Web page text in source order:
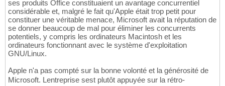
ses produits Office constituaient un avantage concurrentiel
considérable et, malgré le fait qu'Apple était trop petit pour
constituer une véritable menace, Microsoft avait la réputation de
se donner beaucoup de mal pour éliminer les concurrents
potentiels, y compris les ordinateurs Macintosh et les
ordinateurs fonctionnant avec le système d'exploitation
GNU/Linux.
Apple n'a pas compté sur la bonne volonté et la générosité de
Microsoft. Lentreprise sest plutôt appuyée sur la rétro-